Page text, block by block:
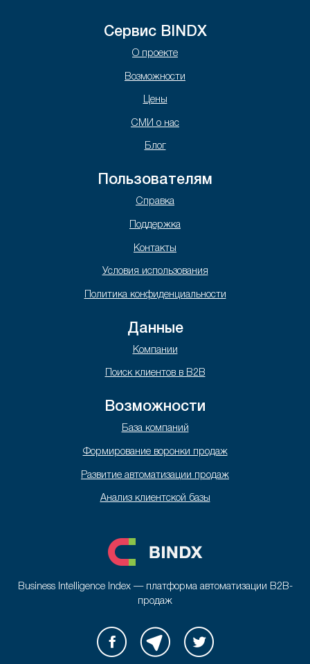
Сервис BINDX
О проекте
Возможности
Цены
СМИ о нас
Блог
Пользователям
Справка
Поддержка
Контакты
Условия использования
Политика конфиденциальности
Данные
Компании
Поиск клиентов в B2B
Возможности
База компаний
Формирование воронки продаж
Развитие автоматизации продаж
Анализ клиентской базы
Business Intelligence Index — платформа автоматизации B2B-
продаж